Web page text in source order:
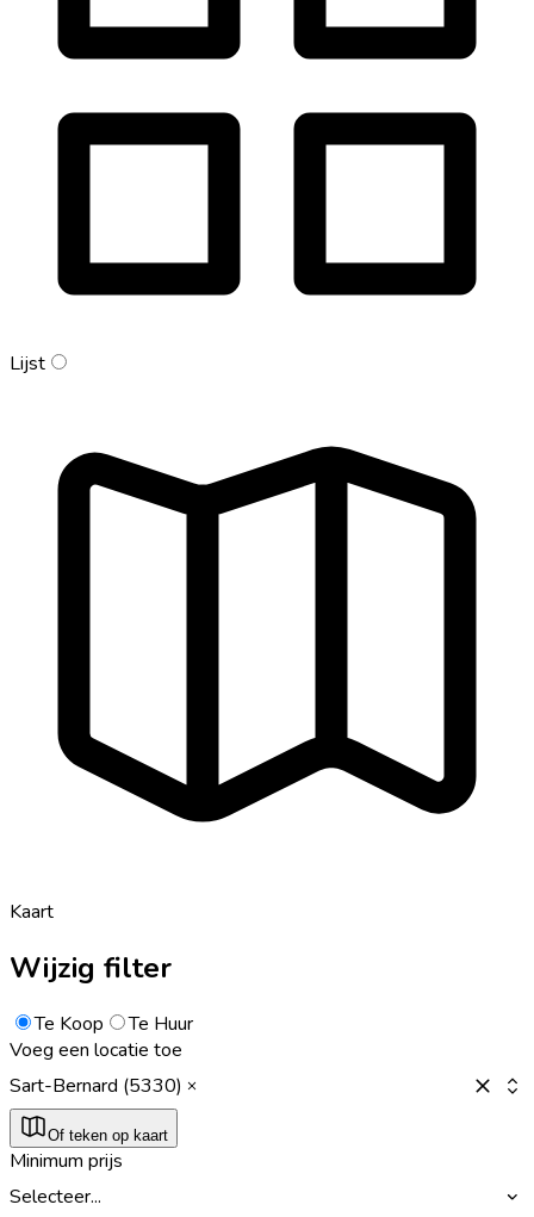
Lijst
Kaart
Wijzig filter
Te Koop
Te Huur
Voeg een locatie toe
Sart-Bernard (5330)
Of teken op kaart
Minimum prijs
Selecteer...